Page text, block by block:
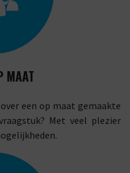
MAAT
een op maat gemaakte
Met veel plezier